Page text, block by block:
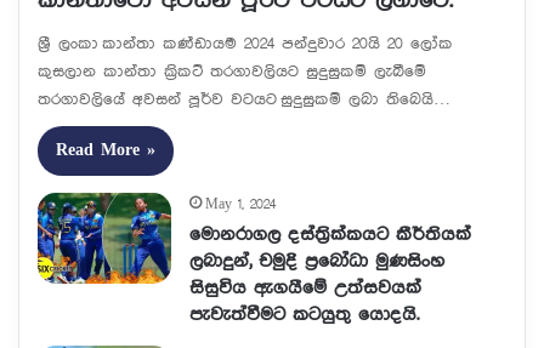
ශ්‍රී ලංකා කාන්තා කණ්ඩායම 2024 පන්දුවාර 20යි 20 ලෝක
කුසලාන කාන්තා ක්‍රිකට් තරගාවලියට සුදුසුකම් ලැබීමේ
තරගාවලියේ අවසන් පූර්ව වටයට සුදුසුකම් ලබා තිබෙයි…
Read More »
May 1, 2024
මොනරාගල දස්ත්‍රික්කයට කීර්තියක්
ලබාදුන්, චමුදි ප්‍රබෝධා මුණසිංහ
සිසුවිය ඇගයීමේ උත්සවයක්
පැවැත්වීමට කටයුතු යොදයි.